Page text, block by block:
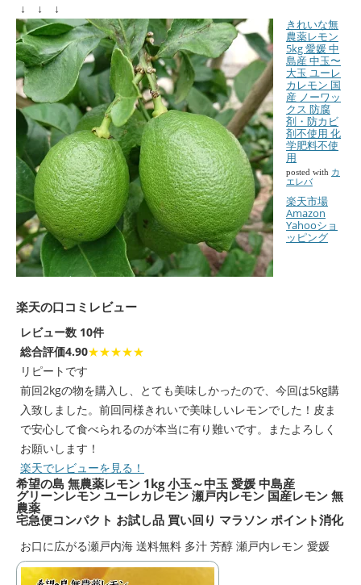
↓ ↓ ↓
きれいな無
農薬レモン
5kg 愛媛 中
島産 中玉〜
大玉 ユーレ
カレモン 国
産 ノーワッ
クス 防腐
剤・防カビ
剤不使用 化
学肥料不使
用
posted with カ
エレバ
楽天市場
Amazon
Yahooショ
ッピング
楽天の口コミレビュー
レビュー数 10件
総合評価4.90★★★★★
リピートです
前回2kgの物を購入し、とても美味しかったので、今回は5kg購
入致しました。前回同様きれいで美味しいレモンでした！皮ま
で安心して食べられるのが本当に有り難いです。またよろしく
お願いします！
楽天でレビューを見る！
希望の島 無農薬レモン 1kg 小玉～中玉 愛媛 中島産
グリーンレモン ユーレカレモン 瀬戸内レモン 国産レモン 無
農薬
宅急便コンパクト お試し品 買い回り マラソン ポイント消化
お口に広がる瀬戸内海 送料無料 多汁 芳醇 瀬戸内レモン 愛媛